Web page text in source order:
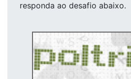
responda ao desafio abaixo.